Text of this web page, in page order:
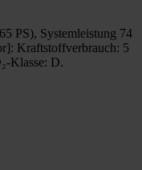
PS), Systemleistung 74
Kraftstoffverbrauch: 5
Klasse: D.